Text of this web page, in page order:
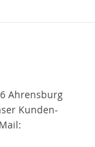
Ahrensburg
Kunden-